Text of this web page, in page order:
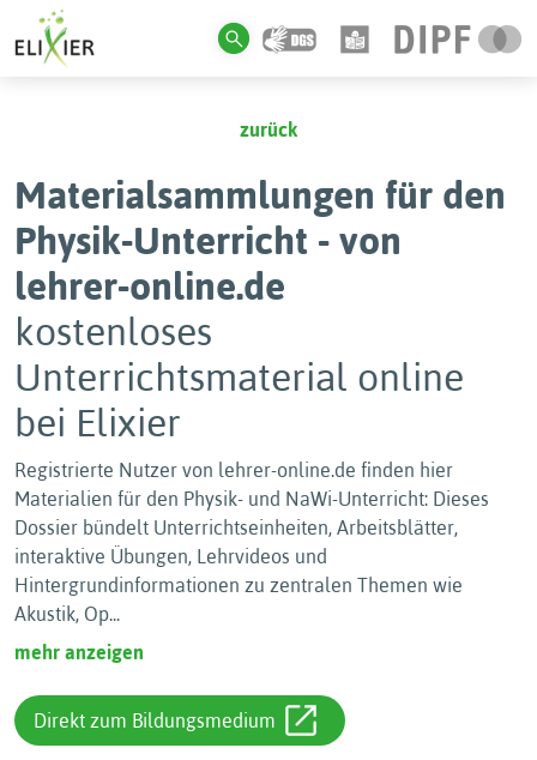
zurück
Materialsammlungen für den
Physik-Unterricht - von
lehrer-online.de
kostenloses
Unterrichtsmaterial online
bei Elixier
Registrierte Nutzer von lehrer-online.de finden hier
Materialien für den Physik- und NaWi-Unterricht: Dieses
Dossier bündelt Unterrichtseinheiten, Arbeitsblätter,
interaktive Übungen, Lehrvideos und
Hintergrundinformationen zu zentralen Themen wie
Akustik, Op...
mehr anzeigen
Direkt zum Bildungsmedium